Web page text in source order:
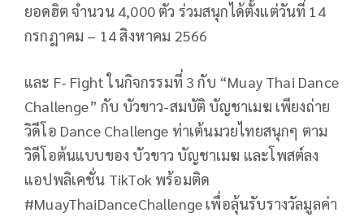
ยอดฮิต จำนวน 4,000 ตัว ร่วมสนุกได้ตั้งแต่วันที่ 14
กรกฎาคม – 14 สิงหาคม 2566
และ F- Fight ในกิจกรรมที่ 3 กับ “Muay Thai Dance
Challenge” กับ บัวขาว-สมบัติ บัญชาเมฆ เพียงถ่าย
วิดีโอ Dance Challenge ท่าเต้นมวยไทยสนุกๆ ตาม
วิดีโอต้นแบบของ บัวขาว บัญชาเมฆ และโพสต์ลง
แอปพลิเคชั่น TikTok พร้อมติด
#MuayThaiDanceChallenge เพื่อลุ้นรับรางวัลมูลค่า